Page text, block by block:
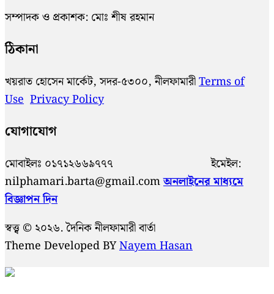
সম্পাদক ও প্রকাশক: মোঃ শীষ রহমান
ঠিকানা
খয়রাত হোসেন মার্কেট, সদর-৫৩০০, নীলফামারীTerms of
Use Privacy Policy
যোগাযোগ
মোবাইলঃ ০১৭১২৬৬৯৭৭৭ ইমেইল:
nilphamari.barta@gmail.comঅনলাইনের মাধ্যমে
বিজ্ঞাপন দিন
স্বত্ত্ব © ২০২৬. দৈনিক নীলফামারী বার্তা
Theme Developed BYNayem Hasan